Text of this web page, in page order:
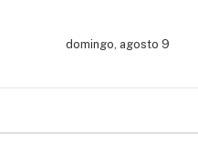
domingo, agosto 9